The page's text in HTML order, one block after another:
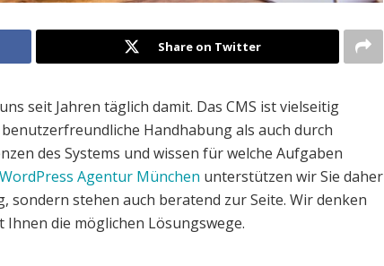
Share on Twitter
seit Jahren täglich damit. Das CMS ist vielseitig
Handhabung als auch durch
des Systems und wissen für welche Aufgaben
WordPress Agentur München unterstützen wir Sie daher
sondern stehen auch beratend zur Seite. Wir denken
Ihnen die möglichen Lösungswege.